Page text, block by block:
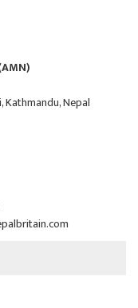
Kathmandu, Nepal